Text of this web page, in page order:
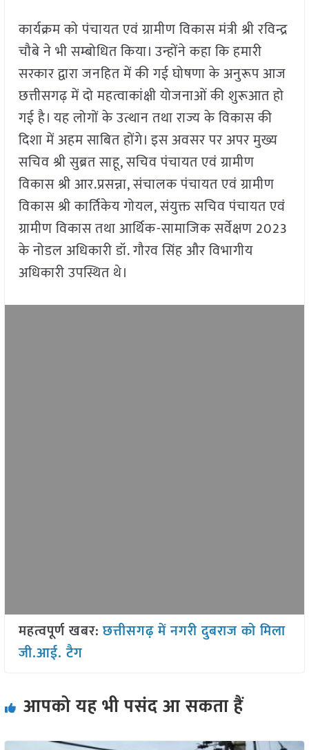
कार्यक्रम को पंचायत एवं ग्रामीण विकास मंत्री श्री रविन्द्र
चौबे ने भी सम्बोधित किया। उन्होंने कहा कि हमारी
सरकार द्वारा जनहित में की गई घोषणा के अनुरूप आज
छत्तीसगढ़ में दो महत्वाकांक्षी योजनाओं की शुरूआत हो
गई है। यह लोगों के उत्थान तथा राज्य के विकास की
दिशा में अहम साबित होंगे। इस अवसर पर अपर मुख्य
सचिव श्री सुब्रत साहू, सचिव पंचायत एवं ग्रामीण
विकास श्री आर.प्रसन्ना, संचालक पंचायत एवं ग्रामीण
विकास श्री कार्तिकेय गोयल, संयुक्त सचिव पंचायत एवं
ग्रामीण विकास तथा आर्थिक-सामाजिक सर्वेक्षण 2023
के नोडल अधिकारी डॉ. गौरव सिंह और विभागीय
अधिकारी उपस्थित थे।
महत्वपूर्ण खबर:छत्तीसगढ़ में नगरी दुबराज को मिला
जी.आई. टैग
आपको यह भी पसंद आ सकता हैं